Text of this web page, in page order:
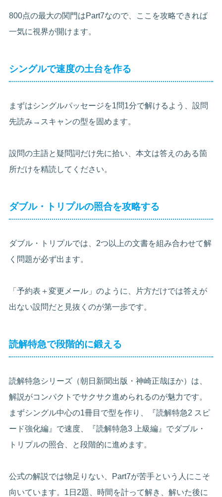
800点の最大の関門はPart7なので、ここを攻略できれば
一気に視界が開けます。
シングルで速度の土台を作る
まずはシングルパッセージを1問1分で解けるよう、設問
先読み→スキャンの型を固めます。
設問の主語と疑問詞だけ先に拾い、本文は答えのある箇
所だけを精読してください。
ダブル・トリプルの照合を攻略する
ダブル・トリプルでは、2つ以上の文書を組み合わせて解
く問題が必ず出ます。
「予約表＋変更メール」のように、片方だけでは答えが
出ない設問だと見抜くのが第一歩です。
読解特急で段階的に鍛える
読解特急シリーズ（朝日新聞出版・神崎正哉ほか）は、
解説がコンパクトでサクサク進められるのが魅力です。
まずシングル中心の1冊目で型を作り、『読解特急2 スピ
ード強化編』で速度、『読解特急3 上級編』でダブル・
トリプルの照合、と段階的に進めます。
公式の解説では物足りない、Part7が苦手という人にこそ
向いています。1日2題、時間を計って解き、解いた後に